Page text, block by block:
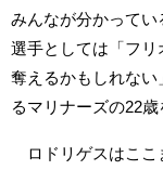
みんなが分かって
選手としては「フ
奪えるかもしれな
るマリナーズの22歳
ロドリゲスはここ